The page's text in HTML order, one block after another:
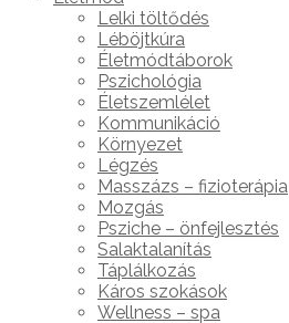
Lelki töltődés
Léböjtkúra
Életmódtáborok
Pszichológia
Életszemlélet
Kommunikáció
Környezet
Légzés
Masszázs – fizioterápia
Mozgás
Psziche – önfejlesztés
Salaktalanítás
Táplálkozás
Káros szokások
Wellness – spa